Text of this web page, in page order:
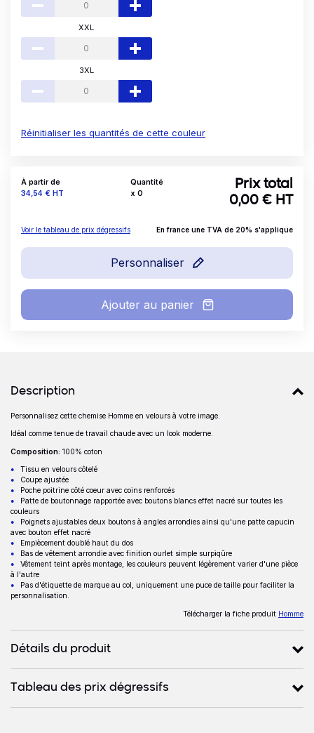
XXL
3XL
Réinitialiser les quantités de cette couleur
À partir de
Prix
34,54 € HT
Quantité
x 0
Prix total
0,00 € HT
Voir le tableau de prix dégressifs En france une TVA de 20% s'applique
Personnaliser
Ajouter au panier
Détails produits
Description
Description
Personnalisez cette chemise Homme en velours à votre image.
Idéal comme tenue de travail chaude avec un look moderne.
Composition: 100% coton
Tissu en velours côtelé
Coupe ajustée
Poche poitrine côté coeur avec coins renforcés
Patte de boutonnage rapportée avec boutons blancs effet nacré sur toutes les
couleurs
Poignets ajustables deux boutons à angles arrondies ainsi qu'une patte capucin
avec bouton effet nacré
Empiècement doublé haut du dos
Bas de vêtement arrondie avec finition ourlet simple surpiqûre
Vêtement teint après montage, les couleurs peuvent légèrement varier d'une pièce
à l'autre
Pas d'étiquette de marque au col, uniquement une puce de taille pour faciliter la
personnalisation.
Télécharger la fiche produit Homme
Détails du produit
Tableau des prix dégressifs